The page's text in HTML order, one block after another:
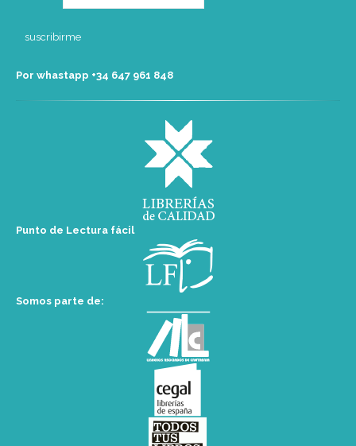
Por whastapp +34 ‭647 961 848‬
Punto de Lectura fácil
Somos parte de: